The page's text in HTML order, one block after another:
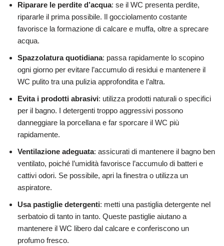
Riparare le perdite d’acqua: se il WC presenta perdite,
ripararle il prima possibile. Il gocciolamento costante
favorisce la formazione di calcare e muffa, oltre a sprecare
acqua.
Spazzolatura quotidiana: passa rapidamente lo scopino
ogni giorno per evitare l’accumulo di residui e mantenere il
WC pulito tra una pulizia approfondita e l’altra.
Evita i prodotti abrasivi: utilizza prodotti naturali o specifici
per il bagno. I detergenti troppo aggressivi possono
danneggiare la porcellana e far sporcare il WC più
rapidamente.
Ventilazione adeguata: assicurati di mantenere il bagno ben
ventilato, poiché l’umidità favorisce l’accumulo di batteri e
cattivi odori. Se possibile, apri la finestra o utilizza un
aspiratore.
Usa pastiglie detergenti: metti una pastiglia detergente nel
serbatoio di tanto in tanto. Queste pastiglie aiutano a
mantenere il WC libero dal calcare e conferiscono un
profumo fresco.